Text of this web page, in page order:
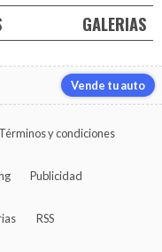
GALERIAS
Vende tu auto
Términos y condiciones
Publicidad
RSS